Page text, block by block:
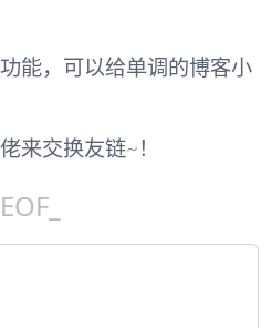
能，可以给单调的博客小
来交换友链~！
_EOF_